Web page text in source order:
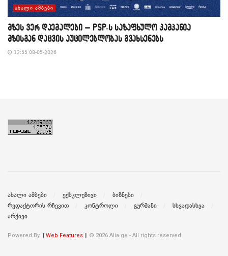
ᲐᲮᲐᲚᲘ ᲐᲛᲑᲔᲑᲘ
მზეს ვერ დაემალები – PSP-ს საზაფხულო კამპანია
მზისგან დაცვის აუცილებლობას გვახსენებს
12:55 08-05-2026
ახალი ამბები ექსკლუზივი
ბიზნესი
რედაქტორის რჩევით
კონტროლი გურმანი
სხვადასხვა
არქივი
Powered By | | Web Features | | © 2026 Alia.ge - All rights reserved